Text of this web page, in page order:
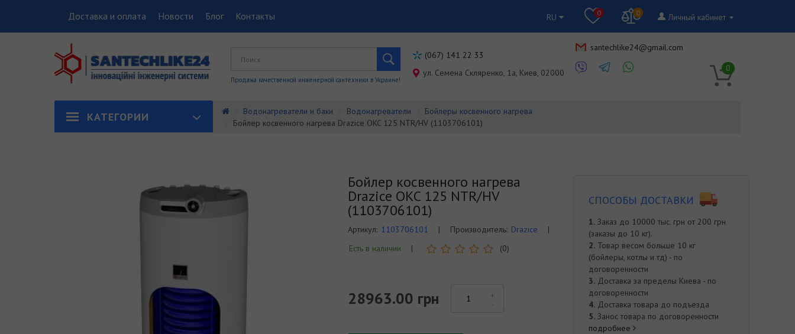
Доставка и оплата Новости Блог Контакты RU 0 0 Личный кабинет
Продажа качественной инженерной сантехники в Украине!
(067) 141 22 33
ул. Семена Скляренко, 1a, Киев, 02000
santechlike24@gmail.com
0
КАТЕГОРИИ Водонагреватели и баки Водонагреватели
Бойлеры косвенного нагрева
Бойлер косвенного нагрева Drazice OKC 125 NTR/HV (1103706101)
Бойлер косвенного нагрева
Drazice OKC 125 NTR/HV
(1103706101)
Артикул: 1103706101 | Производитель: Drazice
|
Есть в наличии
| (0)
28963.00 грн
СПОСОБЫ ДОСТАВКИ
1. Заказ до 10000 тыс. грн от 200 грн
(заказы до 10 кг).
2. Товар весом больше 10 кг
(бойлеры, котлы и тд) - по
договоренности
3. Доставка за пределы Киева - по
договоренности
4. Доставка товара до подъезда
5. Занос товара по договоренности
подробнее